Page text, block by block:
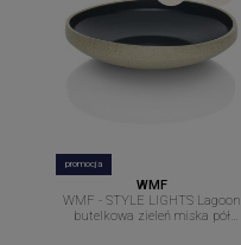
promocja
WMF
WMF - STYLE LIGHTS Lagoon
butelkowa zieleń miska pół